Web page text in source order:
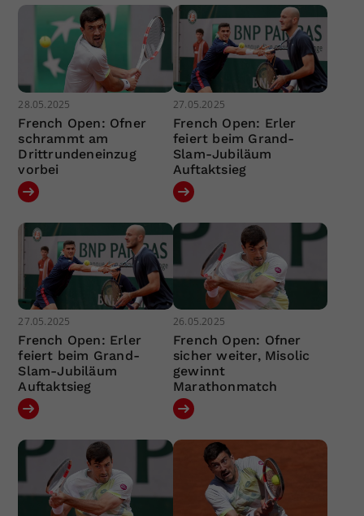
28.05.2025
French Open: Ofner
schrammt am
Drittrundeneinzug
vorbei
27.05.2025
French Open: Erler
feiert beim Grand-
Slam-Jubiläum
Auftaktsieg
27.05.2025
French Open: Erler
feiert beim Grand-
Slam-Jubiläum
Auftaktsieg
26.05.2025
French Open: Ofner
sicher weiter, Misolic
gewinnt
Marathonmatch